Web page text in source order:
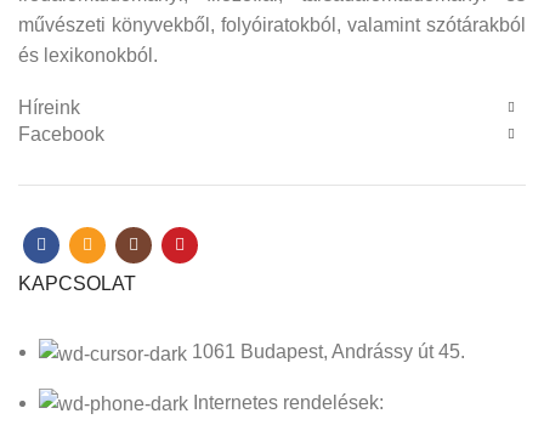
művészeti könyvekből, folyóiratokból, valamint szótárakból
és lexikonokból.
Híreink
Facebook
KAPCSOLAT
1061 Budapest, Andrássy út 45.
Internetes rendelések: